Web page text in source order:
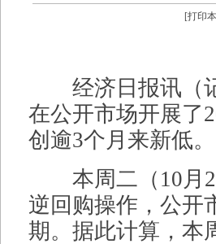
[打印
经济日报讯（记
在公开市场开展了
创逾3个月来新低。
本周二（10月
逆回购操作，公开
期。据此计算，本